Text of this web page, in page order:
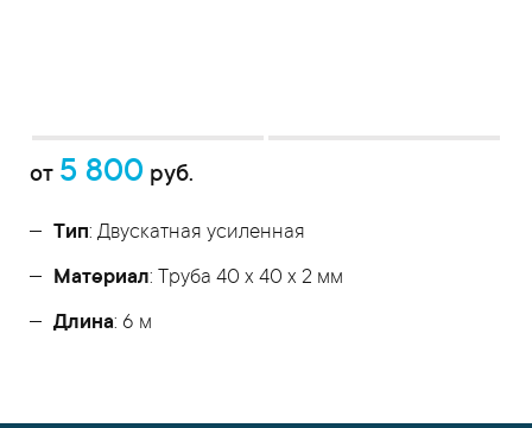
от 5 800 руб.
Тип: Двускатная усиленная
Материал: Труба 40 x 40 x 2 мм
Длина: 6 м